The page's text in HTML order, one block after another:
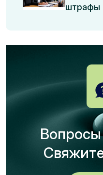
штрафы
Вопросы